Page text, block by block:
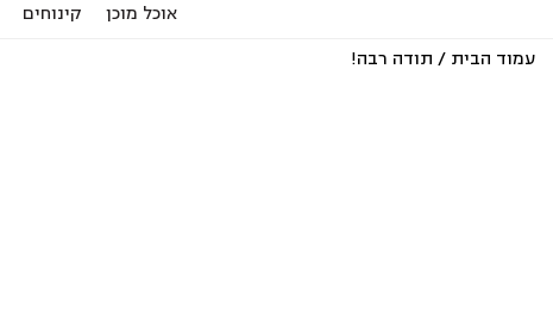
אוכל מוכן קינוחים
עמוד הבית / תודה רבה!